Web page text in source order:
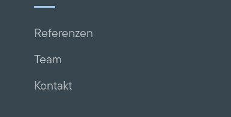
Referenzen
Team
Kontakt